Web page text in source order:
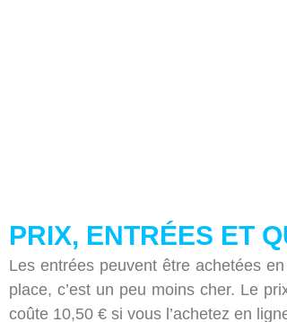
PRIX, ENTRÉES ET
Les entrées peuvent être achetées
place, c’est un peu moins cher. Le
coûte 10,50 € si vous l’achetez en